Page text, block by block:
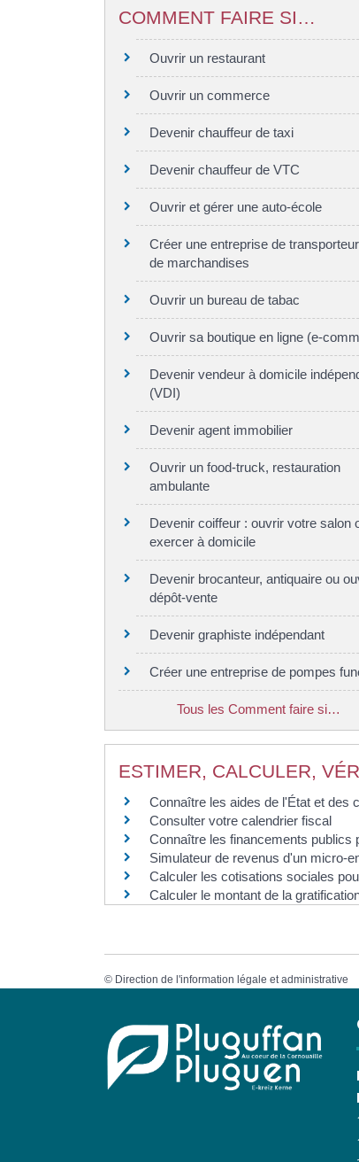
COMMENT FAIRE SI…
Ouvrir un restaurant
Ouvrir un commerce
Devenir chauffeur de taxi
Devenir chauffeur de VTC
Ouvrir et gérer une auto-école
Créer une entreprise de
de marchandises
Ouvrir un bureau de tabac
Ouvrir sa boutique en ligne (e-
Devenir vendeur à domicile
(VDI)
Devenir agent immobilier
Ouvrir un food-truck, restauration
ambulante
Devenir coiffeur : ouvrir votre salon
exercer à domicile
Devenir brocanteur, antiquaire ou
dépôt-vente
Devenir graphiste indépendant
Créer une entreprise de pompes
Tous les Comment faire si…
ESTIMER, CALCULER,
Connaître les aides de l'État et des
Consulter votre calendrier fiscal
Connaître les financements publics
Simulateur de revenus d'un micro-
Calculer les cotisations sociales
Calculer le montant de la
© Direction de l'information légale et administrative